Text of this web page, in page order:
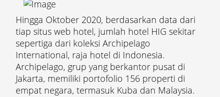
Hingga Oktober 2020, berdasarkan data dari
tiap situs web hotel, jumlah hotel HIG sekitar
sepertiga dari koleksi Archipelago
International, raja hotel di Indonesia.
Archipelago, grup yang berkantor pusat di
Jakarta, memiliki portofolio 156 properti di
empat negara, termasuk Kuba dan Malaysia.